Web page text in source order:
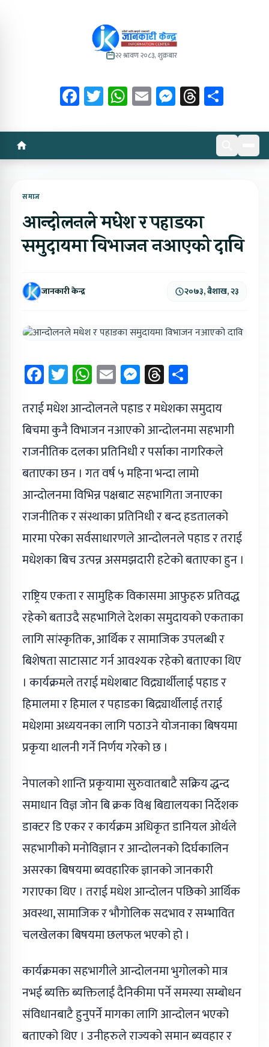
२२ श्रावण २०८३, शुक्रबार
Facebook
Twitter
WhatsApp
EmailMessenger
Threads
समाज
आन्दोलनले मधेश र पहाडका
समुदायमा विभाजन नआएको दावि
जानकारी केन्द्र २०७३, बैशाख, २३
Facebook
Twitter
WhatsApp
EmailMessenger
Threads
तराई मधेश आन्दोलनले पहाड र मधेशका समुदाय
बिचमा कुनै विभाजन नआएको आन्दोलनमा सहभागी
राजनीतिक दलका प्रतिनिधी र पर्साका नागरिकले
बताएका छन । गत वर्ष ५ महिना भन्दा लामो
आन्दोलनमा विभिन्न पक्षबाट सहभागिता जनाएका
राजनीतिक र संस्थाका प्रतिनिधी र बन्द हडतालको
मारमा परेका सर्वसाधारणले आन्दोलनले पहाड र तराई
मधेशका बिच उत्पन्न असमझदारी हटेको बताएका हुन ।
राष्ट्रिय एकता र सामुहिक विकासमा आफुहरु प्रतिवद्ध
रहेको बताउदै सहभागिले देशका समुदायको एकताका
लागि सांस्कृतिक, आर्थिक र सामाजिक उपलब्धी र
बिशेषता साटासाट गर्न आवश्यक रहेको बताएका थिए
। कार्यक्रमले तराई मधेशबाट विद्र्यार्थीलाई पहाड र
हिमालमा र हिमाल र पहाडका बिद्र्यार्थीलाई तराई
मधेशमा अध्ययनका लागि पठाउने योजनाका बिषयमा
प्रकृया थालनी गर्ने निर्णय गरेको छ ।
नेपालको शान्ति प्रकृयामा सुरुवातबाटै सक्रिय द्धन्द
समाधान विज्ञ जोन बि क्रक विश्व बिद्यालयका निर्देशक
डाक्टर डि एकर र कार्यक्रम अधिकृत डानियल ओर्थले
सहभागीको मनोविज्ञान र आन्दोलनको दिर्घकालिन
असरका बिषयमा ब्यवहारिक ज्ञानको जानकारी
गराएका थिए । तराई मधेश आन्दोलन पछिको आर्थिक
अवस्था, सामाजिक र भौगोलिक सदभाव र सम्भावित
चलखेलका बिषयमा छलफल भएको हो ।
कार्यक्रमका सहभागीले आन्दोलनमा भुगोलको मात्र
नभई ब्यक्ति ब्यक्तिलाई दैनिकीमा पर्ने समस्या सम्बोधन
संविधानबाटै हुनुपर्ने मागका लागि आन्दोलन भएको
बताएको थिए । उनीहरुले राज्यको समान ब्यवहार र